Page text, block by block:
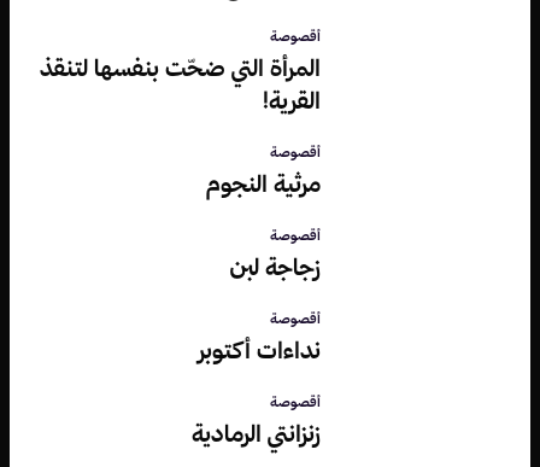
أقصوصة
المرأة التي ضحّت بنفسها لتنقذ
القرية!
أقصوصة
مرثية النجوم
أقصوصة
زجاجة لبن
أقصوصة
نداءات أكتوبر
أقصوصة
زنزانتي الرمادية